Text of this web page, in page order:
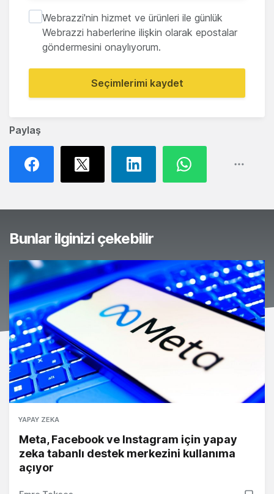
Paylaş
Webrazzi'nin hizmet ve ürünleri ile günlük
Webrazzi haberlerine ilişkin olarak epostalar
göndermesini onaylıyorum.
Seçimlerimi kaydet
Bunlar ilginizi çekebilir
YAPAY ZEKA
Meta, Facebook ve Instagram için yapay
zeka tabanlı destek merkezini kullanıma
açıyor